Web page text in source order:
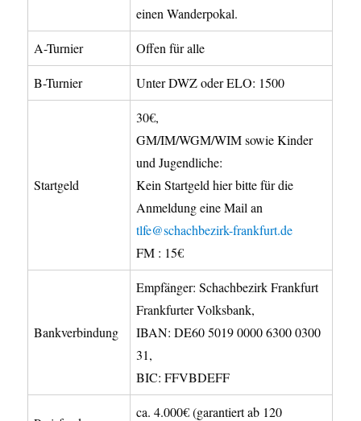
einen Wanderpokal.
A-Turnier Offen für alle
B-Turnier Unter DWZ oder ELO: 1500
Startgeld
30€,
GM/IM/WGM/WIM sowie Kinder
und Jugendliche:
Kein Startgeld hier bitte für die
Anmeldung eine Mail an
tlfe@schachbezirk-frankfurt.de
FM : 15€
Bankverbindung
Empfänger: Schachbezirk Frankfurt
Frankfurter Volksbank,
IBAN: DE60 5019 0000 6300 0300
31,
BIC: FFVBDEFF
ca. 4.000€ (garantiert ab 120